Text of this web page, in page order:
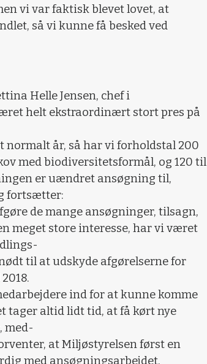
vi var faktisk blevet lovet, at
så vi kunne få besked ved
Helle Jensen, chef i
helt ekstraordinært stort pres på
normalt år, så har vi forholdstal 200
med biodiversitetsformål, og 120 til
er uændret ansøgning til,
fortsætter:
de mange ansøgninger, tilsagn,
meget store interesse, har vi været
til at udskyde afgørelserne for
ind for at kunne komme
tager altid lidt tid, at få kørt nye
med-
at Miljøstyrelsen først en
med ansøgningsarbejdet.